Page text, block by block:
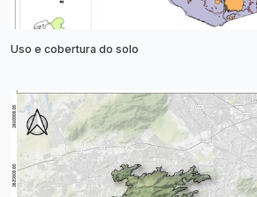
Uso e cobertura do solo